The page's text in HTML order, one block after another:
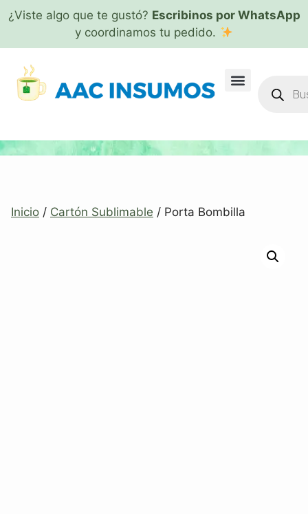
¿Viste algo que te gustó? Escribinos por WhatsApp
y coordinamos tu pedido.
Inicio / Cartón Sublimable / Porta Bombilla